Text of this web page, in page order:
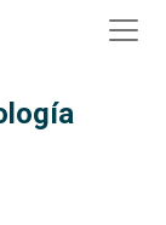
principal